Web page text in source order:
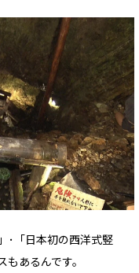
･「日本初の西洋式竪
あるんです。